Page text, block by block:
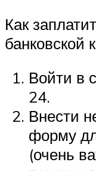
Как
банковской
Войти в
24.
Внести
форму
(очень